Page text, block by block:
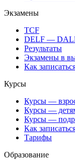
Экзамены
TCF
DELF —
Результаты
Экзамены в
Как
Курсы
Курсы —
Курсы —
Курсы —
Как
Тарифы
Образование